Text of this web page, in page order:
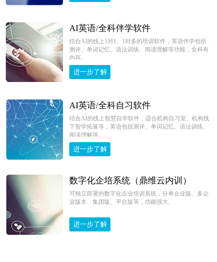
AI英语/全科伴学软件
结合AI的线上1对1、1对多的培训软件，英语伴学包括
测评、单词记忆、语法训练、阅读理解等功能，全科有
内容。
进一步了解
AI英语/全科自习软件
结合AI的线上智慧自学软件，适合机构自习室、机构线
下智学拓展等，英语包括测评、单词记忆、语法训练、
阅读理解等。
进一步了解
数字化企培系统（鼎维云内训）
可独立部署的数字化企业培训系统，分单企业版、多企
业版本、集团版、平台版等，功能强大。
进一步了解